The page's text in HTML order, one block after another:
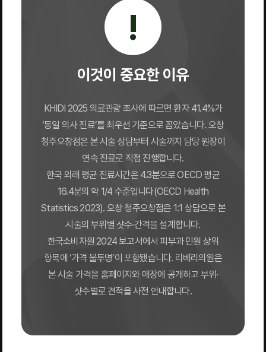
!
이것이 중요한 이유
KHIDI 2025 의료관광 조사에 따르면 환자 41.4%가
‘동일 의사 진료’를 최우선 기준으로 꼽았습니다. 오창
청주오창점은 본 시술 상담부터 시술까지 담당 원장이
연속 진료로 직접 진행합니다.
한국 외래 평균 진료시간은 4.3분으로 OECD 평균
16.4분의 약 1/4 수준입니다(OECD Health
Statistics 2023). 오창 청주오창점은 1:1 상담으로 본
시술의 부위별 샷수·간격을 설계합니다.
한국소비자원 2024 보고서에서 피부과 민원 상위
항목에 ‘가격 불투명’이 포함됐습니다. 리베리의원은
본 시술 가격을 홈페이지와 매장에 공개하고 부위·
샷수별로 견적을 사전 안내합니다.